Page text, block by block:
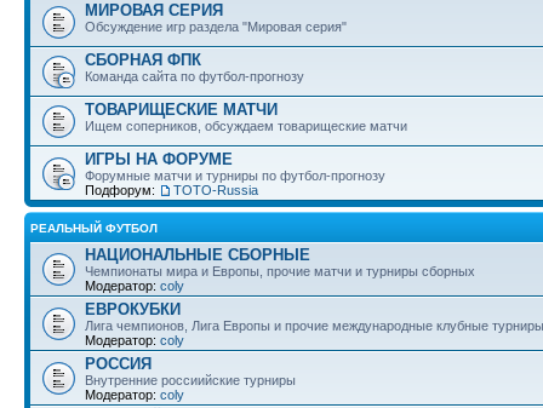
МИРОВАЯ СЕРИЯ
Обсуждение игр раздела "Мировая серия"
СБОРНАЯ ФПК
Команда сайта по футбол-прогнозу
ТОВАРИЩЕСКИЕ МАТЧИ
Ищем соперников, обсуждаем товарищеские матчи
ИГРЫ НА ФОРУМЕ
Форумные матчи и турниры по футбол-прогнозу
Подфорум:
ТОТО-Russia
РЕАЛЬНЫЙ ФУТБОЛ
НАЦИОНАЛЬНЫЕ СБОРНЫЕ
Чемпионаты мира и Европы, прочие матчи и турниры сборных
Модератор: coly
ЕВРОКУБКИ
Лига чемпионов, Лига Европы и прочие международные клубные турниры
Модератор: coly
РОССИЯ
Внутренние россиийские турниры
Модератор: coly